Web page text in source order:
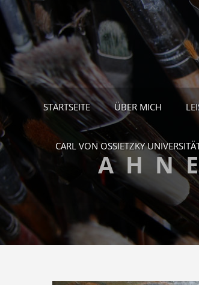
STARTSEITE ÜBER MICH
CARL VON OSSIETZKY